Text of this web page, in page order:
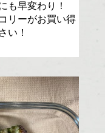
も早変わり！
リーがお買い得
い！